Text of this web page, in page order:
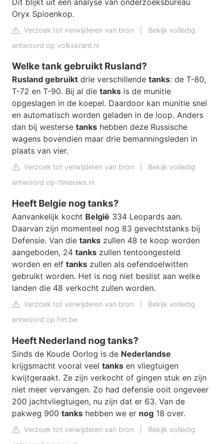
Oryx Spioenkop.
Verzoek tot verwijderen van bron
Bekijk volledig
antwoord op volkskrant.nl
Welke tank gebruikt Rusland?
Rusland gebruikt drie verschillende tanks: de T-80,
T-72 en T-90. Bij al die tanks is de munitie
opgeslagen in de koepel. Daardoor kan munitie snel
en automatisch worden geladen in de loop. Anders
dan bij westerse tanks hebben deze Russische
wagens bovendien maar drie bemanningsleden in
plaats van vier.
Verzoek tot verwijderen van bron
Bekijk volledig
antwoord op rtlnieuws.nl
Heeft Belgie nog tanks?
Aanvankelijk kocht België 334 Leopards aan.
Daarvan zijn momenteel nog 83 gevechtstanks bij
Defensie. Van die tanks zullen 48 te koop worden
aangeboden, 24 tanks zullen tentoongesteld
worden en elf tanks zullen als oefendoelwitten
gebruikt worden. Het is nog niet beslist aan welke
landen die 48 verkocht zullen worden.
Verzoek tot verwijderen van bron
Bekijk volledig
antwoord op hln.be
Heeft Nederland nog tanks?
Sinds de Koude Oorlog is de Nederlandse
krijgsmacht vooral veel tanks en vliegtuigen
kwijtgeraakt. Ze zijn verkocht of gingen stuk en zijn
niet meer vervangen. Zo had defensie ooit ongeveer
200 jachtvliegtuigen, nu zijn dat er 63. Van de
pakweg 900 tanks hebben we er nog 18 over.
Verzoek tot verwijderen van bron
Bekijk volledig